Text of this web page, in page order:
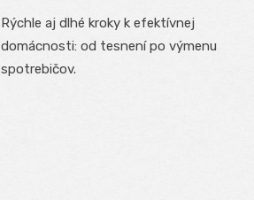
Rýchle aj dlhé kroky k efektívnej
domácnosti: od tesnení po výmenu
spotrebičov.